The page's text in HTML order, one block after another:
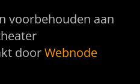
voorbehouden aan
doorWebnode